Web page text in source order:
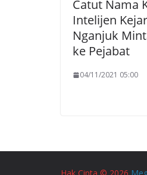
Catut Nama
Intelijen
Nganjuk
ke Pejabat
04/11/2021 05:00